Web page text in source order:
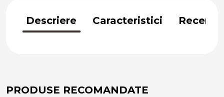
Descriere Caracteristici
PRODUSE RECOMANDATE